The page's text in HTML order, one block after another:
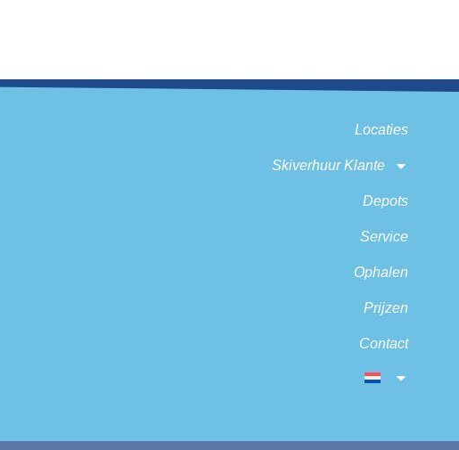
Locaties
Skiverhuur Klante
Depots
Service
Ophalen
Prijzen
Contact